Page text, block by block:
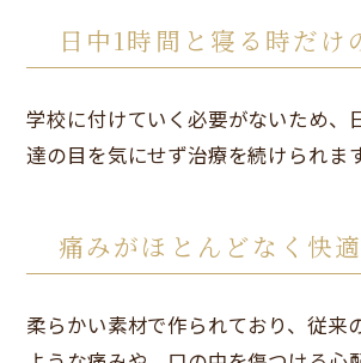
日中1時間と寝る時だけ
学校に付けていく必要がないため、
達の目を気にせず治療を続けられます
痛みがほとんどなく快適
柔らかい素材で作られており、従来